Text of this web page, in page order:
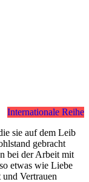
Internationale Reihe
sie auf dem Leib
gebracht
bei der Arbeit mit
etwas wie Liebe
Vertrauen